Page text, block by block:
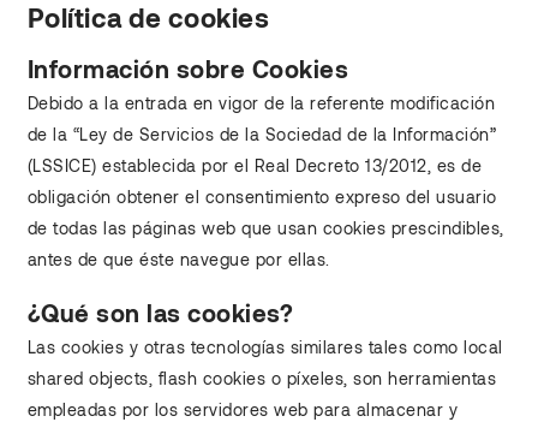
Política de cookies
Información sobre Cookies
Debido a la entrada en vigor de la referente modificación
de la “Ley de Servicios de la Sociedad de la Información”
(LSSICE) establecida por el Real Decreto 13/2012, es de
obligación obtener el consentimiento expreso del usuario
de todas las páginas web que usan cookies prescindibles,
antes de que éste navegue por ellas.
¿Qué son las cookies?
Las cookies y otras tecnologías similares tales como local
shared objects, flash cookies o píxeles, son herramientas
empleadas por los servidores web para almacenar y